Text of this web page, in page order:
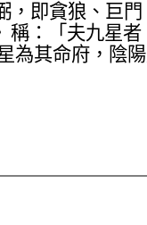
，即貪狼、巨
：「夫九星
為其命府，陰